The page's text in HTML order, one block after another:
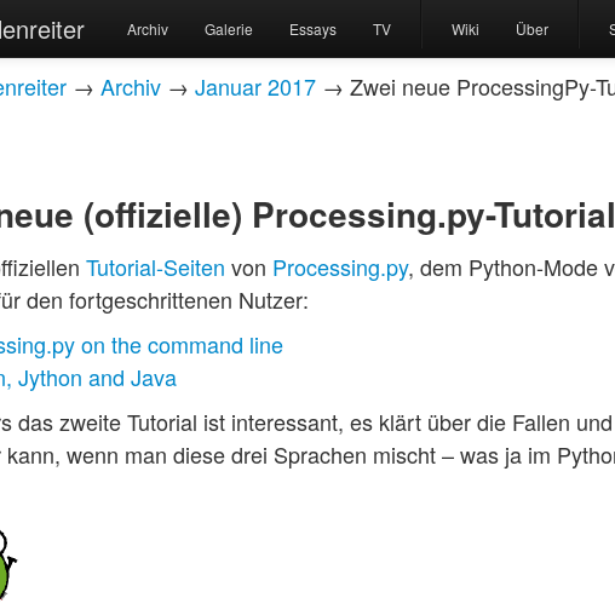
Archiv Galerie Essays TV Wiki Über
→ Archiv → Januar 2017 → Zwei neue ProcessingPy-
(offizielle) Processing.py-
Tutorial-Seiten von Processing.py, dem Python-Mode
den fortgeschrittenen Nutzer:
on the command line
Jython and Java
das zweite Tutorial ist interessant, es klärt über die Fallen
wenn man diese drei Sprachen mischt – was ja im